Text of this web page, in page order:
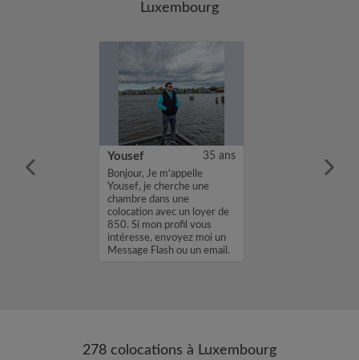
Luxembourg
Her, je
Yousef 35 ans
Bonjour, Je m'appelle
Yousef, je cherche une
chambre dans une
colocation avec un loyer de
850. Si mon profil vous
intéresse, envoyez moi un
Message Flash ou un email.
278 colocations à Luxembourg